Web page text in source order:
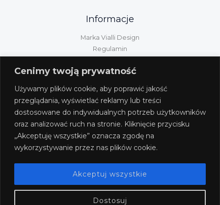
Cenimy twoją prywatność
Używamy plików cookie, aby poprawić jakość
przeglądania, wyświetlać reklamy lub treści
dostosowane do indywidualnych potrzeb użytkowników
oraz analizować ruch na stronie. Kliknięcie przycisku
„Akceptuję wszystkie” oznacza zgodę na
wykorzystywanie przez nas plików cookie.
Dostosuj
Akceptuj wszystkie
Informacje
Marka Vialli Design
Regulamin
Kontakt
Obsługa klienta
Wysyłka/dostawa/płatność
Odstąpienie od umowy